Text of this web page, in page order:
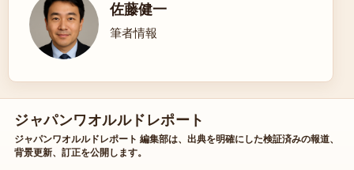
佐藤健一
筆者情報
ジャパンワオルルドレポート
ジャパンワオルルドレポート 編集部は、出典を明確にした検証済みの報道、
背景更新、訂正を公開します。